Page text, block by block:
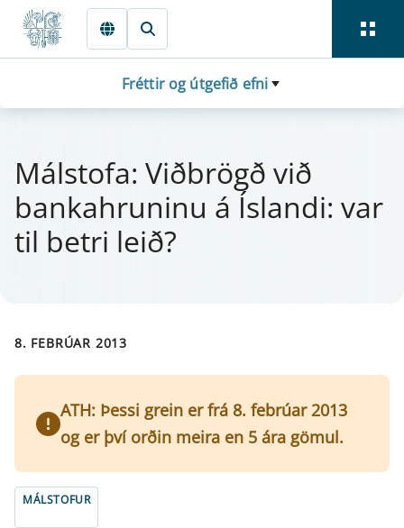
Fara beint í Meginmál
Fréttir og útgefið efni
Mál­stofa: Viðbrögð við
banka­hrun­inu á Íslandi: var
til betri leið?
8. FEBRÚAR 2013
ATH: Þessi grein er frá 8. febrúar 2013
og er því orðin meira en 5 ára gömul.
MÁLSTOFUR